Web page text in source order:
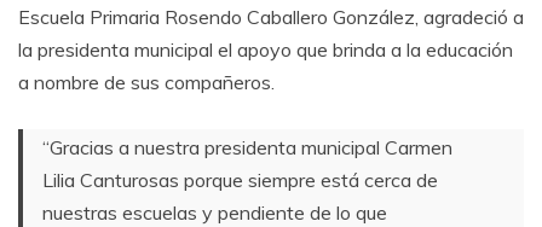
Escuela Primaria Rosendo Caballero González, agradeció a
la presidenta municipal el apoyo que brinda a la educación
a nombre de sus compañeros.
“Gracias a nuestra presidenta municipal Carmen
Lilia Canturosas porque siempre está cerca de
nuestras escuelas y pendiente de lo que